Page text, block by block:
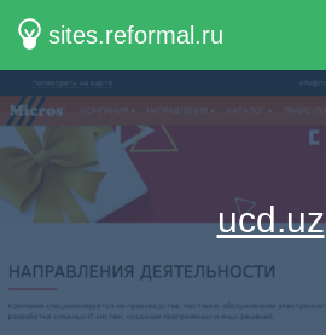
sites.reformal.ru
ucd.uz